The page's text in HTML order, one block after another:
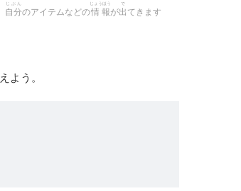
自分
じぶん
のアイテムなどの情報
じょうほう
が出
で
てきます
えよう。